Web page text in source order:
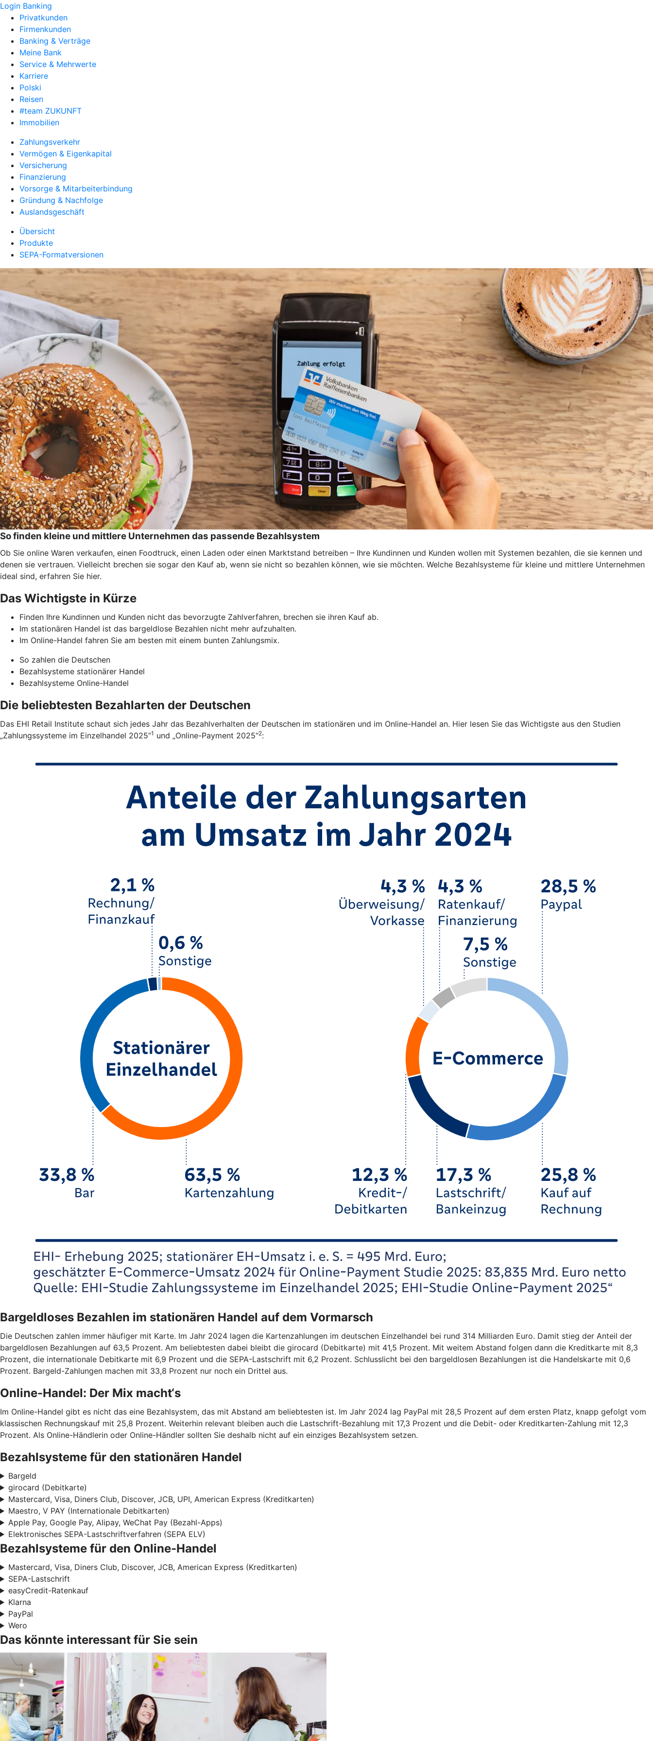
Login Banking
Privatkunden
Firmenkunden
Banking & Verträge
Meine Bank
Service & Mehrwerte
Karriere
Polski
Reisen
#team ZUKUNFT
Immobilien
Zahlungsverkehr
Vermögen & Eigenkapital
Versicherung
Finanzierung
Vorsorge & Mitarbeiterbindung
Gründung & Nachfolge
Auslandsgeschäft
Übersicht
Produkte
SEPA-Formatversionen
So finden kleine und mittlere Unternehmen das passende Bezahlsystem
Ob Sie online Waren verkaufen, einen Foodtruck, einen Laden oder einen Marktstand betreiben – Ihre Kundinnen und Kunden wollen mit Systemen bezahlen, die sie kennen und
denen sie vertrauen. Vielleicht brechen sie sogar den Kauf ab, wenn sie nicht so bezahlen können, wie sie möchten. Welche Bezahlsysteme für kleine und mittlere Unternehmen
ideal sind, erfahren Sie hier.
Das Wichtigste in Kürze
Finden Ihre Kundinnen und Kunden nicht das bevorzugte Zahlverfahren, brechen sie ihren Kauf ab.
Im stationären Handel ist das bargeldlose Bezahlen nicht mehr aufzuhalten.
Im Online-Handel fahren Sie am besten mit einem bunten Zahlungsmix.
So zahlen die Deutschen
Bezahlsysteme stationärer Handel
Bezahlsysteme Online-Handel
Die beliebtesten Bezahlarten der Deutschen
Das EHI Retail Institute schaut sich jedes Jahr das Bezahlverhalten der Deutschen im stationären und im Online-Handel an. Hier lesen Sie das Wichtigste aus den Studien
„Zahlungssysteme im Einzelhandel 2025“1 und „Online-Payment 2025“2:
Bargeldloses Bezahlen im stationären Handel auf dem Vormarsch
Die Deutschen zahlen immer häufiger mit Karte. Im Jahr 2024 lagen die Kartenzahlungen im deutschen Einzelhandel bei rund 314 Milliarden Euro. Damit stieg der Anteil der
bargeldlosen Bezahlungen auf 63,5 Prozent. Am beliebtesten dabei bleibt die girocard (Debitkarte) mit 41,5 Prozent. Mit weitem Abstand folgen dann die Kreditkarte mit 8,3
Prozent, die internationale Debitkarte mit 6,9 Prozent und die SEPA-Lastschrift mit 6,2 Prozent. Schlusslicht bei den bargeldlosen Bezahlungen ist die Handelskarte mit 0,6
Prozent. Bargeld-Zahlungen machen mit 33,8 Prozent nur noch ein Drittel aus.
Online-Handel: Der Mix macht‘s
Im Online-Handel gibt es nicht das eine Bezahlsystem, das mit Abstand am beliebtesten ist. Im Jahr 2024 lag PayPal mit 28,5 Prozent auf dem ersten Platz, knapp gefolgt vom
klassischen Rechnungskauf mit 25,8 Prozent. Weiterhin relevant bleiben auch die Lastschrift-Bezahlung mit 17,3 Prozent und die Debit- oder Kreditkarten-Zahlung mit 12,3
Prozent. Als Online-Händlerin oder Online-Händler sollten Sie deshalb nicht auf ein einziges Bezahlsystem setzen.
Bezahlsysteme für den stationären Handel
Bargeld
girocard (Debitkarte)
Mastercard, Visa, Diners Club, Discover, JCB, UPI, American Express (Kreditkarten)
Maestro, V PAY (Internationale Debitkarten)
Apple Pay, Google Pay, Alipay, WeChat Pay (Bezahl-Apps)
Elektronisches SEPA-Lastschriftverfahren (SEPA ELV)
Bezahlsysteme für den Online-Handel
Mastercard, Visa, Diners Club, Discover, JCB, American Express (Kreditkarten)
SEPA-Lastschrift
easyCredit-Ratenkauf
Klarna
PayPal
Wero
Das könnte interessant für Sie sein